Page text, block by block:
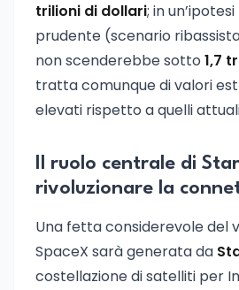
trilioni di dollari; in
prudente (scenario
non scenderebbe sotto 1,7
tratta comunque di valori
elevati rispetto a quelli
Il ruolo centrale di
rivoluzionare la
Una fetta considerevole del
SpaceX sarà generata da
costellazione di satelliti per